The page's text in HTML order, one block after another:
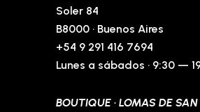
Soler 84
B8000 · Buenos Aires
+54 9 291 416 7694
Lunes a sábados · 9:30 —
BOUTIQUE · LOMAS DE